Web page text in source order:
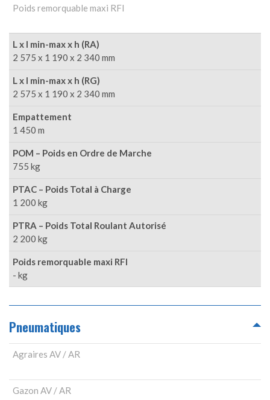
Poids remorquable maxi RFI
L x l min-max x h (RA)
2 575 x 1 190 x 2 340 mm
L x l min-max x h (RG)
2 575 x 1 190 x 2 340 mm
Empattement
1 450 m
POM – Poids en Ordre de Marche
755 kg
PTAC – Poids Total à Charge
1 200 kg
PTRA – Poids Total Roulant Autorisé
2 200 kg
Poids remorquable maxi RFI
- kg
Pneumatiques
Agraires AV / AR
Gazon AV / AR